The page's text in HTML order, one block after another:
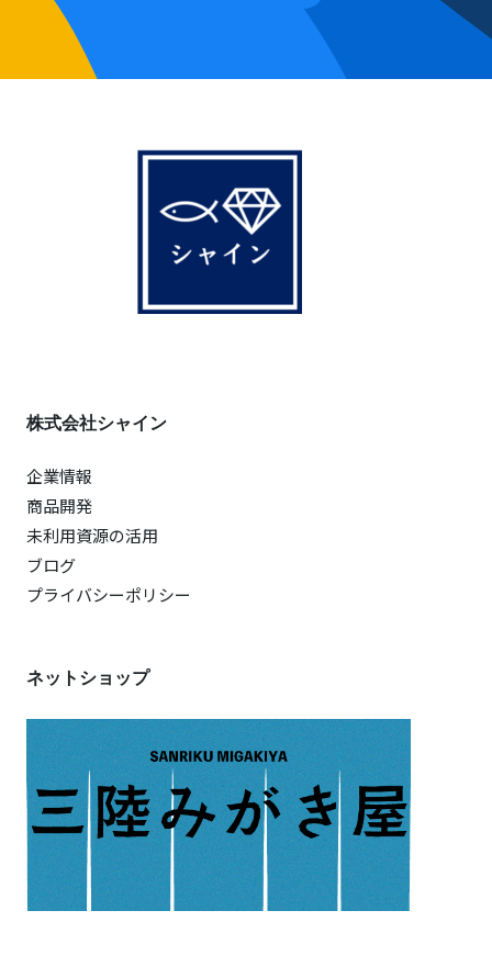
株式会社シャイン
企業情報
商品開発
未利用資源の活用
ブログ
プライバシーポリシー
ネットショップ